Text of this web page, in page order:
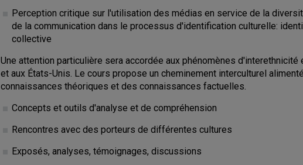
Perception critique sur l'utilisation des médias en service de la
de la communication dans le processus d'identification culturelle:
collective
Une attention particulière sera accordée aux phénomènes d'interethnicité
et aux États-Unis. Le cours propose un cheminement interculturel
connaissances théoriques et des connaissances factuelles.
Concepts et outils d'analyse et de compréhension
Rencontres avec des porteurs de différentes cultures
Exposés, analyses, témoignages, discussions